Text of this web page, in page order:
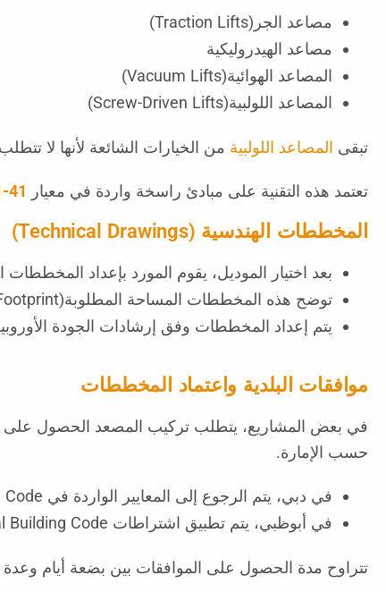
مصاعد الجر(Traction Lifts)
مصاعد الهيدروليكية
المصاعد الهوائية(Vacuum Lifts)
المصاعد اللولبية(Screw-Driven Lifts)
تبقى المصاعد اللولبية من الخيارات الشائعة لأنها لا
تعتمد هذه التقنية على مبادئ راسخة واردة في معيار 41
المخططات الهندسية (Technical Drawings)
بعد اختيار الموديل، يقوم المورد بإعداد المخططات
توضح هذه المخططات المساحة المطلوبة(Footprint)، وفتحات الأرضيات، والمتطلبات الإنشائية.
يتم إعداد المخططات وفق إرشادات الجودة
موافقات البلدية واعتماد المخططات
في بعض المشاريع، يتطلب تركيب المصعد الحصول على
حسب الإمارة.
في دبي، يتم الرجوع إلى المعايير الواردة في Dubai Universal Design Code الصادر عن بلدية دبي
في أبوظبي، يتم تطبيق اشتراطات Abu Dhabi International Building Code المعتمدة من الجهات التنظيمية المحلية المعروفة ب Abu Dhabi code Reference
تتراوح مدة الحصول على الموافقات بين بضعة أيام